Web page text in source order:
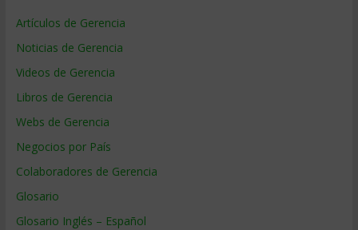
Artículos de Gerencia
Noticias de Gerencia
Videos de Gerencia
Libros de Gerencia
Webs de Gerencia
Negocios por País
Colaboradores de Gerencia
Glosario
Glosario Inglés – Español